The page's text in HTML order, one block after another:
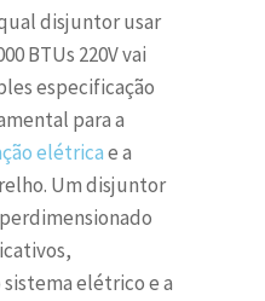
disjuntor usar
BTUs 220V vai
especificação
para a
elétricae a
Um disjuntor
elétrico e a